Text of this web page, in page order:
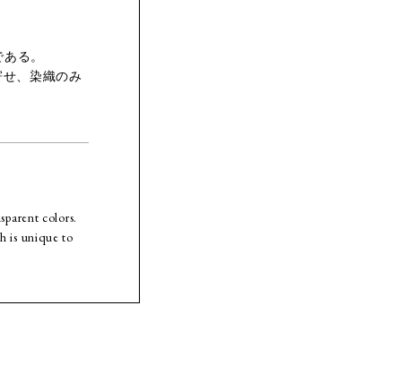
る。
、染織のみ
colors.
is unique to